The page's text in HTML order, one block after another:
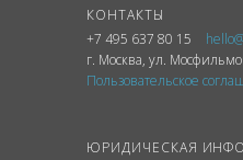
КОНТАКТЫ
+7 495 637 80 15
г. Москва, ул.
Пользовательское
ЮРИДИЧЕСКАЯ